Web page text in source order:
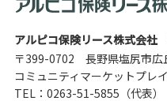
アルピコ保険リース株式会社
〒399-0702 長野県塩尻市広
コミュニティマーケットプレ
TEL： 0263-51-5855 （代表）